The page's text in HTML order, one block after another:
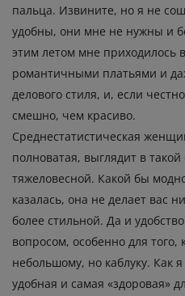
пальца. Извините, но я не
удобны, они мне не нужны и
этим летом мне приходилось
романтичными платьями и
делового стиля, и, если
смешно, чем красиво.
Среднестатистическая
полноватая, выглядит в
тяжеловесной. Какой бы
казалась, она не делает вас
более стильной. Да и
вопросом, особенно для того,
небольшому, но каблуку. Как
удобная и самая «здоровая»